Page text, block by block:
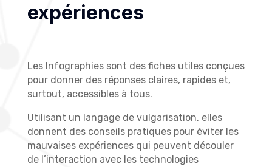
expériences
Les Infographies sont des fiches utiles conçues
pour donner des réponses claires, rapides et,
surtout, accessibles à tous.
Utilisant un langage de vulgarisation, elles
donnent des conseils pratiques pour éviter les
mauvaises expériences qui peuvent découler
de l’interaction avec les technologies